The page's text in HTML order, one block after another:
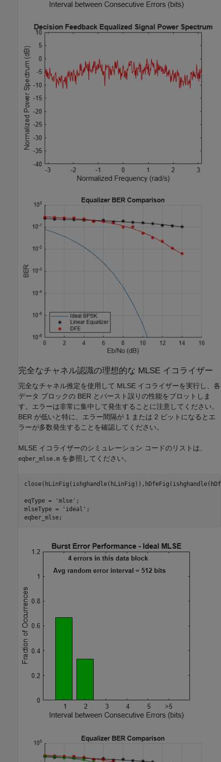
完全なチャネル認識の理想的な MLSE イコライザー
完全なチャネル推定を使用して MLSE イコライザーを実行し、各
データ ブロックの BER とバースト誤りの性能をプロットしま
す。エラーは非常に集中して発生することに注意してください。
BER が低いと特に、エラー間隔が 1 または 2 ビットになるとエ
ラーが多数発生することを確認してください。
MLSE イコライザーのシミュレーション コードのリストは、
eqber_mlse.m を参照してください。
eqType = 'mlse' ;
mlseType =
'ideal' ;